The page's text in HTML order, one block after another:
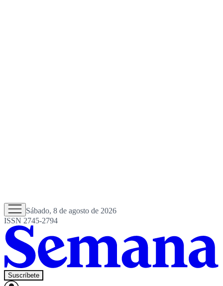
Sábado, 8 de agosto de 2026
ISSN 2745-2794
Suscríbete